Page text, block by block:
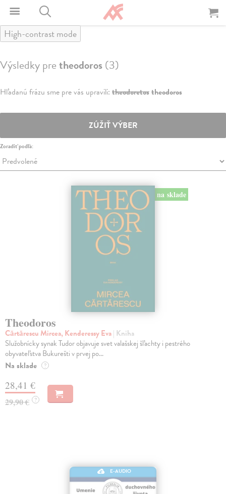
High-contrast mode
Výsledky pretheodoros(3)
Hľadanú frázu sme pre vás upravili: theodoretostheodoros
ZÚŽIŤ VÝBER
Zoradiť podľa:
na sklade
Theodoros
Cărtărescu Mircea, Kenderessy Eva| Kniha
Služobnícky synak Tudor objavuje svet valašskej šľachty i pestrého
obyvateľstva Bukurešti v prvej po...
Na sklade ?
28,41 €
29,90 € ?
E-AUDIO